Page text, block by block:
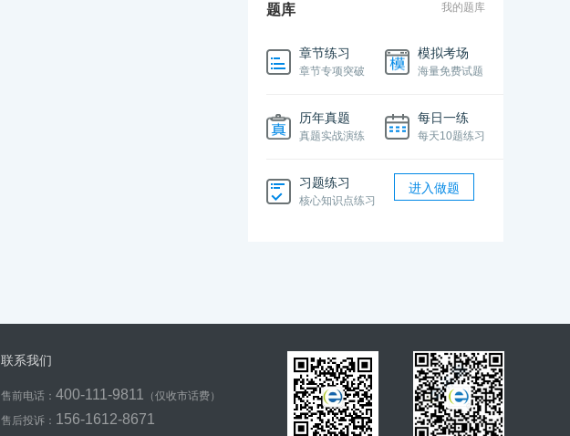
题库 我的题库
章节练习
章节专项突破
模拟考场
海量免费试题
历年真题
真题实战演练
每日一练
每天10题练习
习题练习
核心知识点练习
进入做题
联系我们
售前电话： 400-111-9811
（仅收市话费）
售后投诉： 156-1612-8671